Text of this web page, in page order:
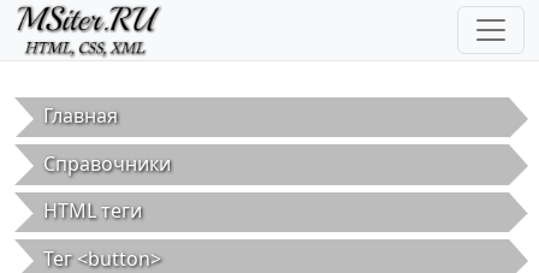
Перейти к основному содержанию
Главная
Справочники
HTML теги
Тег <button>